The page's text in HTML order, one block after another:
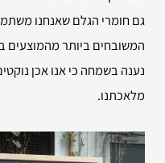
גם חומרי הגלם שאנחנו
המשובחים ביותר מהמוצעים
נענה בשמחה כי אנו אכן
מלאכתנו.